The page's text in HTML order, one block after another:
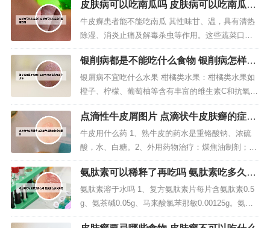
为阴性。组织病理学检查表皮内单房脓疱，脓疱内
大量中性粒细胞，少数单核细胞，周围表皮轻度棘
层肥厚，脓疱下方真皮内有类似炎细胞浸润。3、掌
跖脓疱病应与以下疾病鉴别：局...
皮肤病可以吃南瓜吗 皮肤病可以吃南瓜吗
百度百科
牛皮癣患者能不能吃南瓜 其性味甘、温，具有清热
除湿、消炎止痛及解毒杀虫等作用。这些蔬菜口感
好，营养丰富，还有利于疾病恢复，特别适合慢性
牛皮癣患者食用。另外，还有冬瓜、丝瓜、苦瓜
等，牛皮癣患者经常食用，对疾病恢复效果特别
好。牛皮癣患者常吃南瓜，可使大便通畅，肌肤丰
美，尤其对女性牛皮癣患者，食后还有美容...
银削病都是不能吃什么食物 银削病怎样治
疗方法
银屑病不宜吃什么水果 柑橘类水果：柑橘类水果如
橙子、柠檬、葡萄柚等含有丰富的维生素C和抗氧化
剂，但它们也含有较高的酸性物质，可能会刺激皮
肤并导致瘙痒和发红。因此，银屑病患者应该限制
这些水果的摄入量。苹果：苹果不能过多的吃，虽
然很有营养，但过多的吃会对心脏和肾脏造成不利
的影响。对于银屑病患者来讲，患者...
点滴性牛皮屑图片 点滴状牛皮肤癣的症状
图片
牛皮用什么药 1、熟牛皮的药水是重铬酸钠、浓硫
酸，水、白糖。2、外用药物治疗：煤焦油制剂；地
蒽酚；维A酸类药物如他扎罗汀；维生素D3类似物
如卡泊三醇软膏；糖皮质激素类药物等。内用药物
治疗：1）抗肿瘤药物：甲氨蝶呤，羟基脲。3、牛
皮癣可以使用糖皮质激素药膏，具有抗炎等作用，
主要为乳膏或霜剂，效果非常好...
氨肽素可以稀释了再吃吗 氨肽素吃多久停
药
氨肽素溶于水吗 1、复方氨肽素片每片含氨肽素0.5
g、氨茶碱0.05g、马来酸氯苯那敏0.00125g。氨肽
素是从动物脏器提取的活性物质，含有多种氨基